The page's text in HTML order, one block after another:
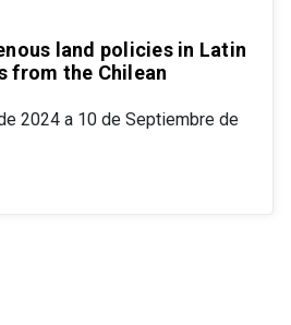
land policies in Latin
from the Chilean
2024 a 10 de Septiembre de